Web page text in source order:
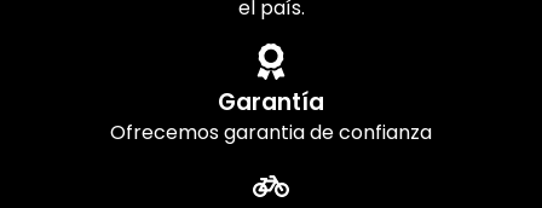
el país.
Garantía
Ofrecemos garantia de confianza